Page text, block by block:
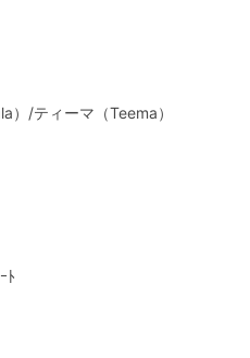
）/ティーマ（Teema）
ﾄ